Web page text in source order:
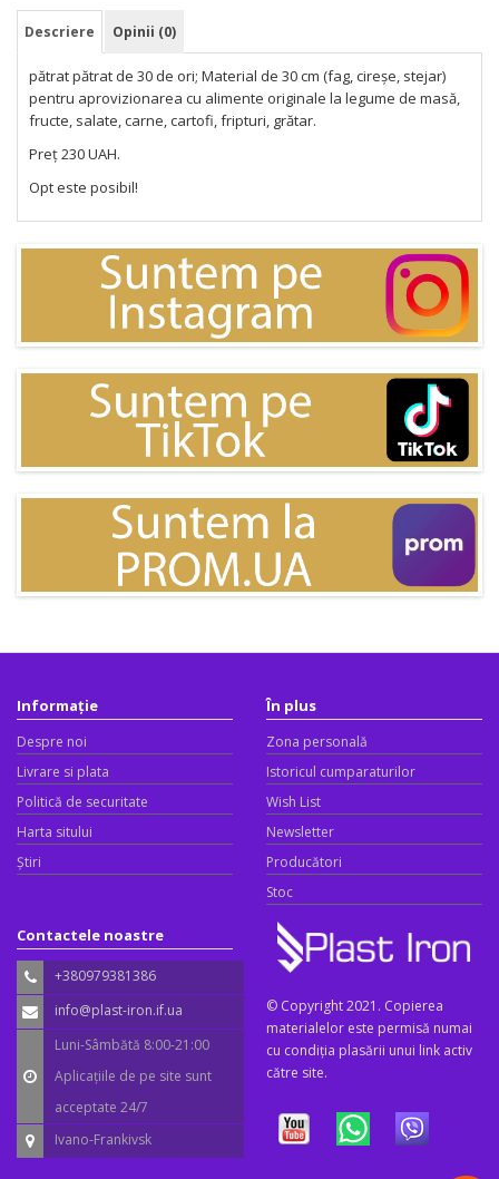
Descriere Opinii (0)
pătrat pătrat de 30 de ori; Material de 30 cm (fag, cireșe, stejar)
pentru aprovizionarea cu alimente originale la legume de masă,
fructe, salate, carne, cartofi, fripturi, grătar.
Preț 230 UAH.
Opt este posibil!
Informație
Despre noi
Livrare si plata
Politică de securitate
Harta sitului
Știri
În plus
Zona personală
Istoricul cumparaturilor
Wish List
Newsletter
Producători
Stoc
Contactele noastre
+380979381386
info@plast-iron.if.ua
Luni-Sâmbătă 8:00-21:00
Aplicațiile de pe site sunt
acceptate 24/7
Ivano-Frankivsk
© Copyright 2021. Copierea
materialelor este permisă numai
cu condiția plasării unui link activ
către site.